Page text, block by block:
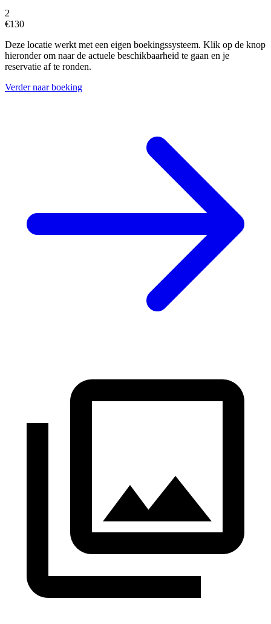
2
€130
Deze locatie werkt met een eigen boekingssysteem. Klik op de knop
hieronder om naar de actuele beschikbaarheid te gaan en je
reservatie af te ronden.
Verder naar boeking